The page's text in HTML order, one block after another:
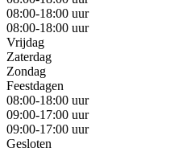
08:00-18:00 uur
08:00-18:00 uur
Vrijdag
Zaterdag
Zondag
Feestdagen
08:00-18:00 uur
09:00-17:00 uur
09:00-17:00 uur
Gesloten